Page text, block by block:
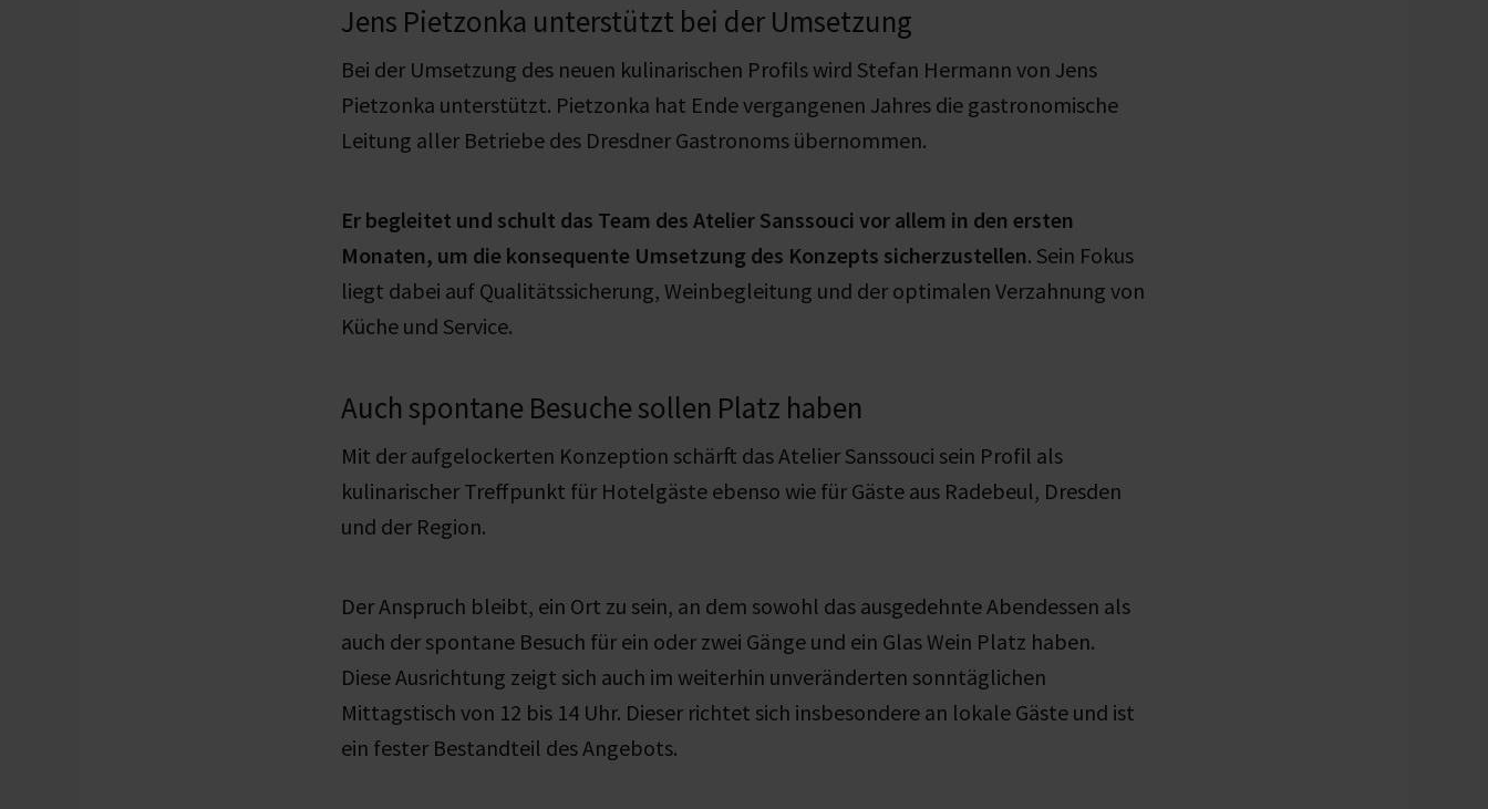
Jens Pietzonka unterstützt bei der Umsetzung
Bei der Umsetzung des neuen kulinarischen Profils wird Stefan Hermann von Jens
Pietzonka unterstützt. Pietzonka hat Ende vergangenen Jahres die gastronomische
Leitung aller Betriebe des Dresdner Gastronoms übernommen.
Er begleitet und schult das Team des Atelier Sanssouci vor allem in den ersten
Monaten, um die konsequente Umsetzung des Konzepts sicherzustellen. Sein Fokus
liegt dabei auf Qualitätssicherung, Weinbegleitung und der optimalen Verzahnung von
Küche und Service.
Auch spontane Besuche sollen Platz haben
Mit der aufgelockerten Konzeption schärft das Atelier Sanssouci sein Profil als
kulinarischer Treffpunkt für Hotelgäste ebenso wie für Gäste aus Radebeul, Dresden
und der Region.
Der Anspruch bleibt, ein Ort zu sein, an dem sowohl das ausgedehnte Abendessen als
auch der spontane Besuch für ein oder zwei Gänge und ein Glas Wein Platz haben.
Diese Ausrichtung zeigt sich auch im weiterhin unveränderten sonntäglichen
Mittagstisch von 12 bis 14 Uhr. Dieser richtet sich insbesondere an lokale Gäste und ist
ein fester Bestandteil des Angebots.